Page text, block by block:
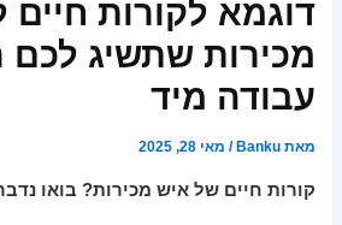
דוגמא לקורות חיים
מכירות שתשיג לכם
עבודה מיד
מאתBanku
/ מאי 28, 2025
קורות חיים של איש מכירות? בואו